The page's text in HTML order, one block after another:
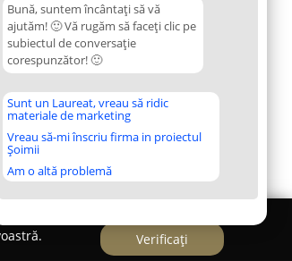
Bună, suntem încântați să vă
ajutăm! 🙂 Vă rugăm să faceți clic pe
subiectul de conversație
corespunzător! 🙂
Sunt un Laureat, vreau să ridic
materiale de marketing
Vreau să-mi înscriu firma in proiectul
Șoimii
Am o altă problemă
Verificați